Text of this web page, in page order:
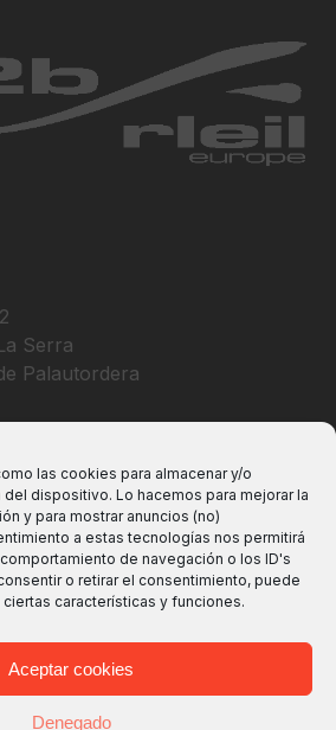
las cookies para almacenar y/o
dispositivo. Lo hacemos para mejorar la
y para mostrar anuncios (no)
a estas tecnologías nos permitirá
de navegación o los ID's
o retirar el consentimiento, puede
características y funciones.
Aceptar cookies
Denegado
Serra
Palautordera